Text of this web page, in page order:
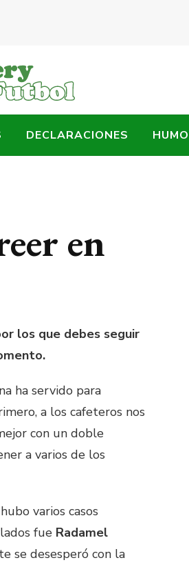
DECLARACIONES
en
los que debes seguir
ha servido para
a los cafeteros nos
con un doble
a varios de los
varios casos
fue Radamel
se desesperó con la